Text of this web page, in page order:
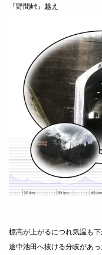
『野間峠』越え
標高が上がるにつれ気温も下
途中池田へ抜ける分岐があ